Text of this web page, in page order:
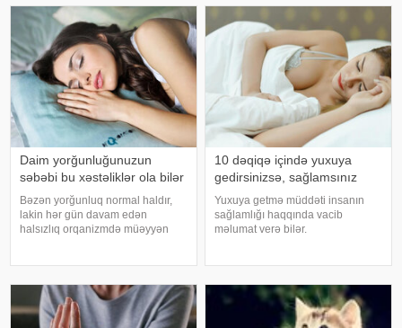
sağlamlıq problemlərinin əlamət
beynin gözlərdən və bədənin
hərəkətindən gələn siqnallar
arasındakı uyğunsuzluqda
Daim yorğunluğunuzun
səbəbi bu xəstəliklər ola bilər
Bəzən yorğunluq normal haldır,
lakin hər gün davam edən
halsızlıq orqanizmdə müəyyən
qan azlığı, qalxanabənzər vəz
xəstəlikləri, şəkərl
10 dəqiqə içində yuxuya
gedirsinizsə, sağlamsınız
Yuxuya getmə müddəti insanın
sağlamlığı haqqında vacib
məlumat verə bilər.
üzrə mütəxəssis Mişel Drerupun
sözlərinə görə